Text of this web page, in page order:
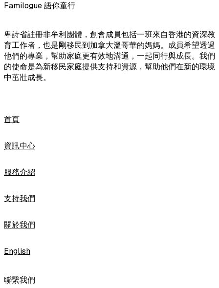
Familogue 語你童行
卑詩省註冊非牟利團體，創會成員包括一班來自香港的資深教
育工作者，也是剛移民到加拿大溫哥華的媽媽。成員希望透過
他們的專業，幫助家庭更有效地溝通，一起同行與成長。我們
的使命是為新移民家庭提供支持和資源，幫助他們在新的環境
中茁壯成長。
首頁
資訊中心
服務介紹
支持我們
關於我們
English
聯繫我們